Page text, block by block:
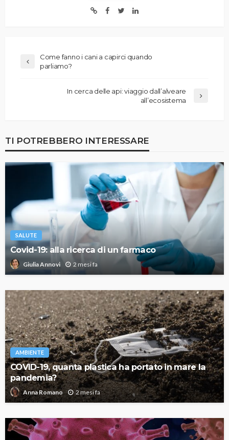
Come fanno i cani a capirci quando
parliamo?
In cerca delle api: viaggio dall’alveare
all’ecosistema
TI POTREBBERO INTERESSARE
SALUTE
Covid-19: alla ricerca di un farmaco
Giulia Annovi 2 mesi fa
AMBIENTE
COVID-19, quanta plastica ha portato in mare la
pandemia?
Anna Romano 2 mesi fa